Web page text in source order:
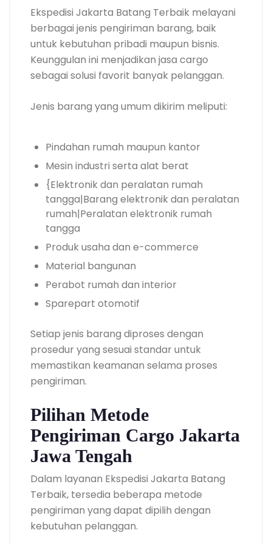
Ekspedisi Jakarta Batang Terbaik melayani
berbagai jenis pengiriman barang, baik
untuk kebutuhan pribadi maupun bisnis.
Keunggulan ini menjadikan jasa cargo
sebagai solusi favorit banyak pelanggan.
Jenis barang yang umum dikirim meliputi:
Pindahan rumah maupun kantor
Mesin industri serta alat berat
{Elektronik dan peralatan rumah
tangga|Barang elektronik dan peralatan
rumah|Peralatan elektronik rumah
tangga
Produk usaha dan e-commerce
Material bangunan
Perabot rumah dan interior
Sparepart otomotif
Setiap jenis barang diproses dengan
prosedur yang sesuai standar untuk
memastikan keamanan selama proses
pengiriman.
Pilihan Metode
Pengiriman Cargo Jakarta
Jawa Tengah
Dalam layanan Ekspedisi Jakarta Batang
Terbaik, tersedia beberapa metode
pengiriman yang dapat dipilih dengan
kebutuhan pelanggan.